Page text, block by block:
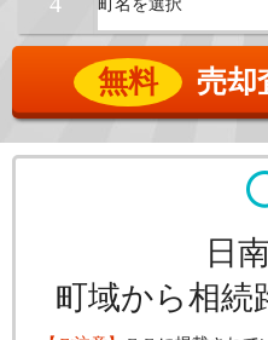
無料 売却
日
町域から相続